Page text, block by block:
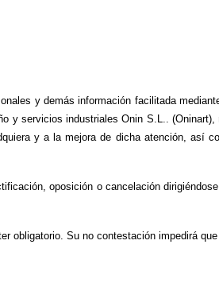
y demás información facilitada
y servicios industriales Onin S.L..
y a la mejora de dicha atención, así
oposición o cancelación
obligatorio. Su no contestación impedirá